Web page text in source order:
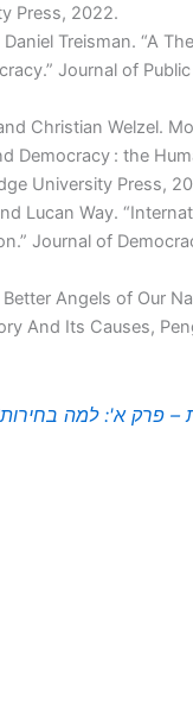
Press, 2022.
Treisman. “A
Journal of
Christian Welzel.
Democracy : the
University Press,
Lucan Way.
Journal of
Angels of Our
And Its Causes,
– פרק א': למה